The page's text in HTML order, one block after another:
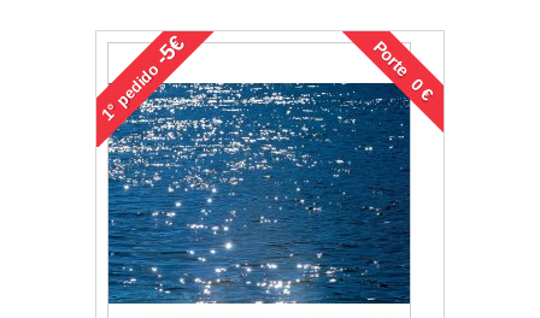
1°
pedido
-5€ Porte 0 €